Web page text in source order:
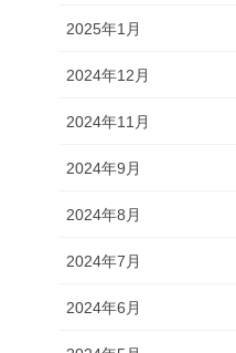
2025年1月
2024年12月
2024年11月
2024年9月
2024年8月
2024年7月
2024年6月